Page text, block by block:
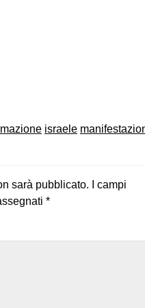
israele
sarà pubblicato.
I campi
*